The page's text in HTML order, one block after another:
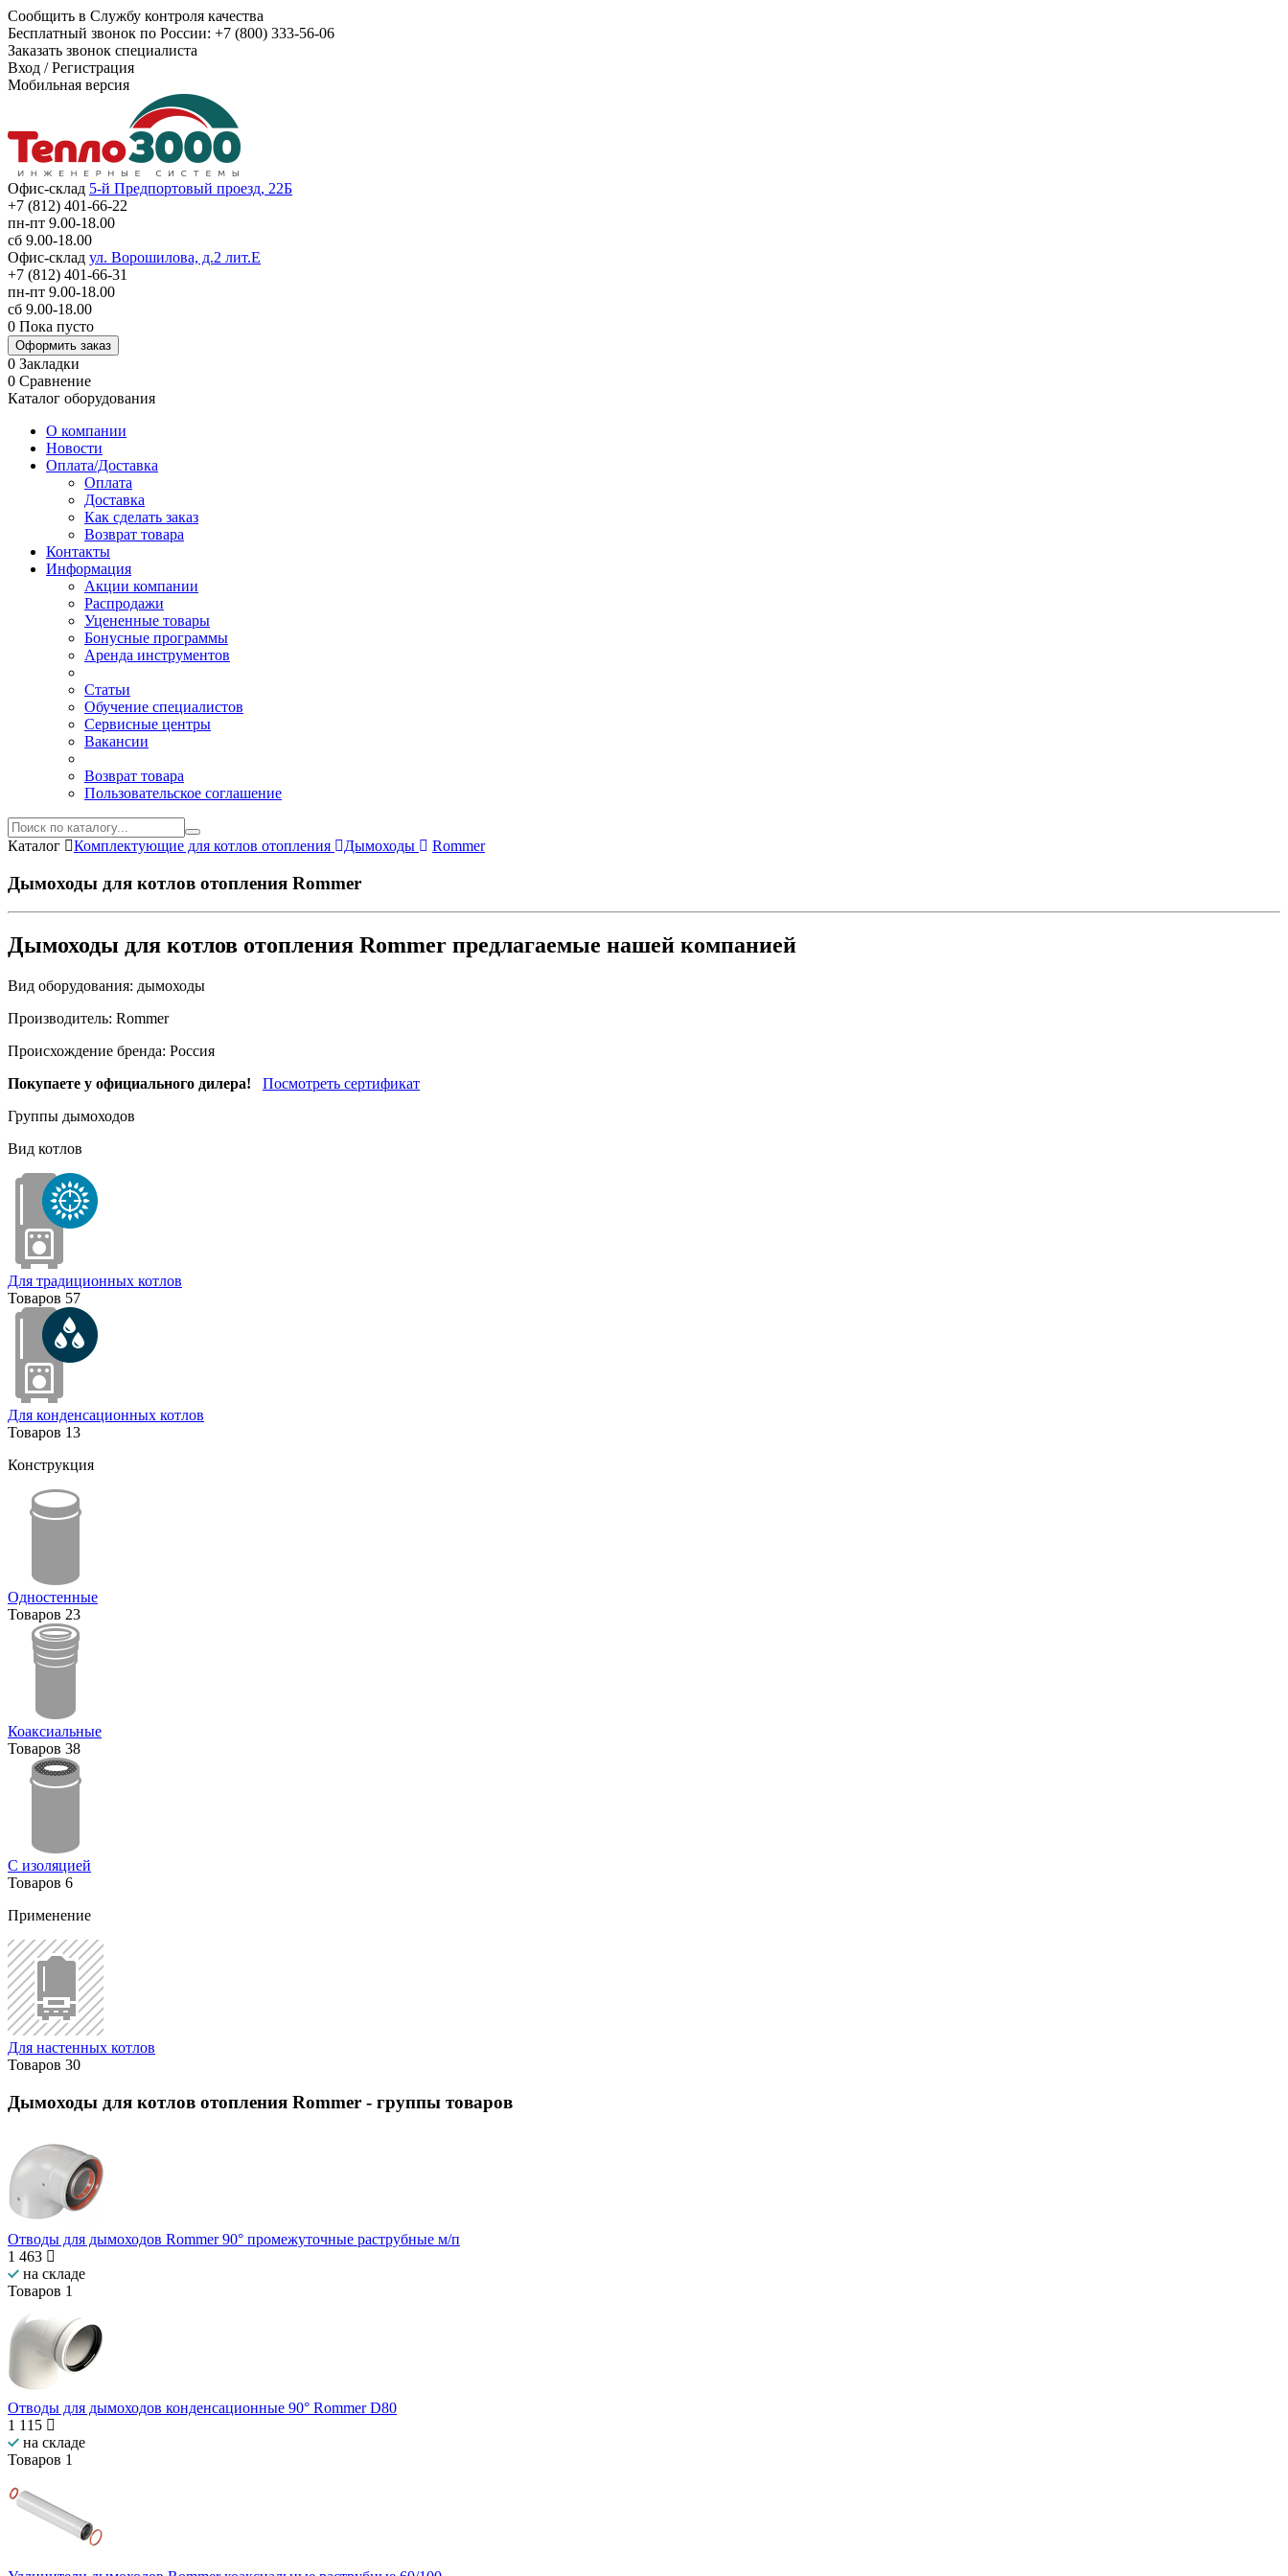
Сообщить в Службу контроля качества
Бесплатный звонок по России: +7 (800) 333-56-06
Заказать звонок специалиста
Вход /Регистрация
Мобильная версия
Офис-склад 5-й Предпортовый проезд, 22Б
+7 (812) 401-66-22
пн-пт 9.00-18.00
сб 9.00-18.00
Офис-склад ул. Ворошилова, д.2 лит.Е
+7 (812) 401-66-31
пн-пт 9.00-18.00
сб 9.00-18.00
0 Пока пусто
Оформить заказ
0 Закладки
0 Сравнение
Каталог оборудования
О компании
Новости
Оплата/Доставка
Оплата
Доставка
Как сделать заказ
Возврат товара
Контакты
Информация
Акции компании
Распродажи
Уцененные товары
Бонусные программы
Аренда инструментов
Статьи
Обучение специалистов
Сервисные центры
Вакансии
Возврат товара
Пользовательское соглашение
Каталог Комплектующие для котлов отопления Дымоходы Rommer
Дымоходы для котлов отопления Rommer
Дымоходы для котлов отопления Rommer предлагаемые нашей компанией
Вид оборудования: дымоходы
Производитель: Rommer
Происхождение бренда: Россия
Покупаете у официального дилера!
Посмотреть сертификат
Группы дымоходов
Вид котлов
Для традиционных котлов
Товаров 57
Для конденсационных котлов
Товаров 13
Конструкция
Одностенные
Товаров 23
Коаксиальные
Товаров 38
С изоляцией
Товаров 6
Применение
Для настенных котлов
Товаров 30
Дымоходы для котлов отопления Rommer - группы товаров
Отводы для дымоходов Rommer 90° промежуточные раструбные м/п
1 463
на складе
Товаров 1
Отводы для дымоходов конденсационные 90° Rommer D80
1 115
на складе
Товаров 1